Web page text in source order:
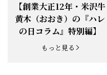
お知らせ 2025.4.28
お知らせ 2025.4.28
【創業大正12年・米沢牛
黄木（おおき）の『ハレ
の日コラム』特別編】
もっと見る